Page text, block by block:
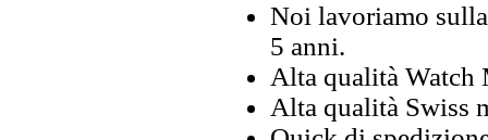
Noi lavoriamo
5 anni.
Alta qualità Watch
Alta qualità Swiss